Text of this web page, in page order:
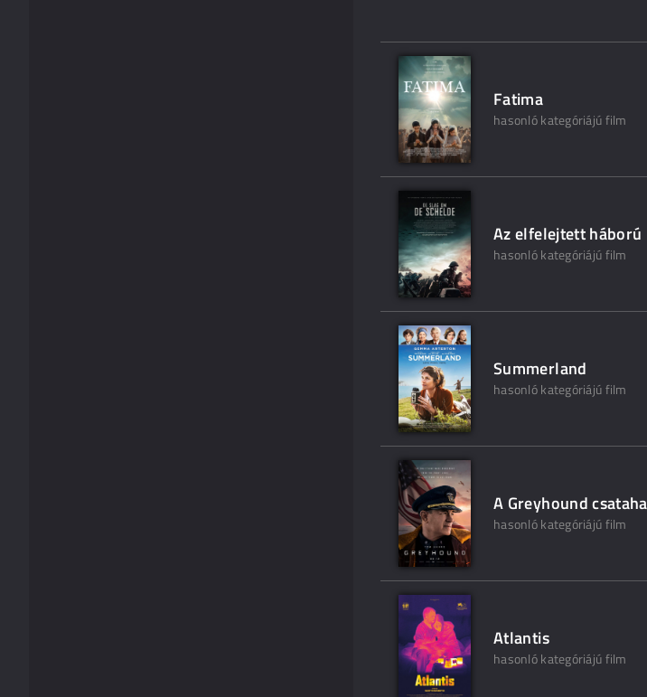
Fatima
hasonló kategóriájú film
Az elfelejtett háború
hasonló kategóriájú film
Summerland
hasonló kategóriájú film
A Greyhound
hasonló kategóriájú film
Atlantis
hasonló kategóriájú film